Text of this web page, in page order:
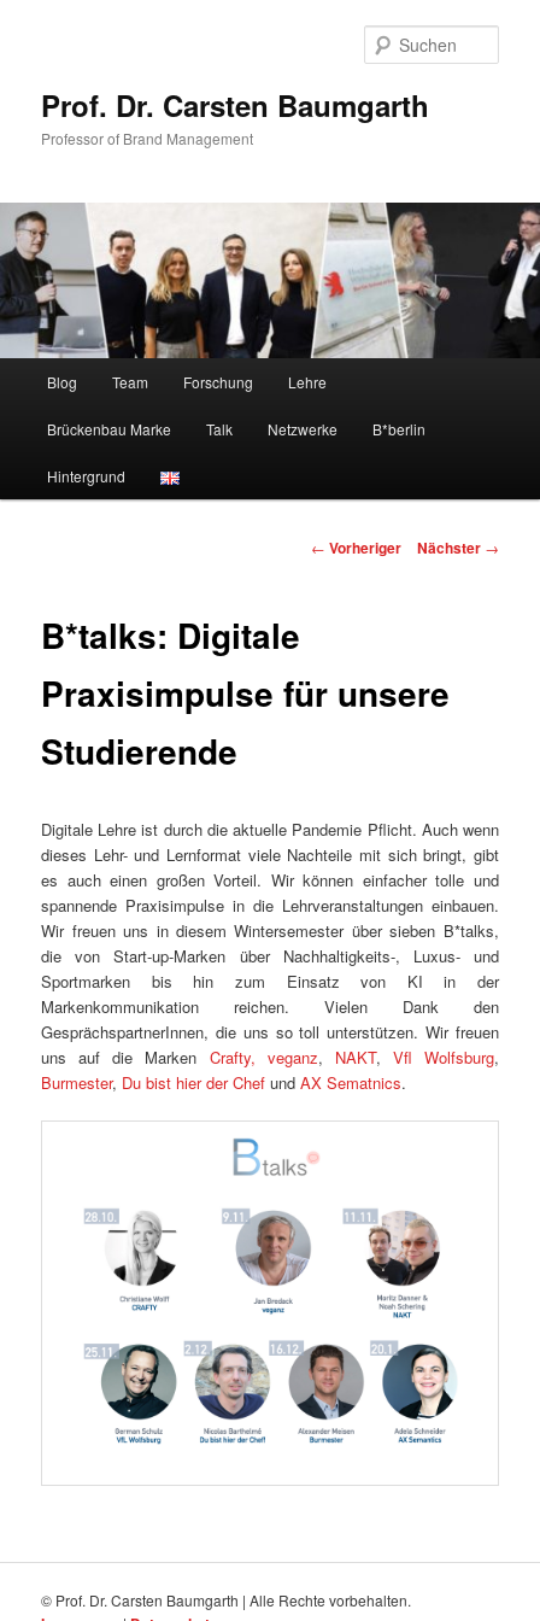
Prof. Dr. Carsten Baumgarth
Professor of Brand Management
Blog Team Forschung Lehre
Brückenbau Marke Talk Netzwerke B*berlin
Hintergrund
Beitragsnavigation
← Vorheriger Nächster →
B*talks: Digitale
Praxisimpulse für unsere
Studierende
Digitale Lehre ist durch die aktuelle Pandemie Pflicht. Auch wenn
dieses Lehr- und Lernformat viele Nachteile mit sich bringt, gibt
es auch einen großen Vorteil. Wir können einfacher tolle und
spannende Praxisimpulse in die Lehrveranstaltungen einbauen.
Wir freuen uns in diesem Wintersemester über sieben B*talks,
die von Start-up-Marken über Nachhaltigkeits-, Luxus- und
Sportmarken bis hin zum Einsatz von KI in der
Markenkommunikation reichen. Vielen Dank den
GesprächspartnerInnen, die uns so toll unterstützen. Wir freuen
uns auf die Marken Crafty, veganz, NAKT, Vfl Wolfsburg,
Burmester, Du bist hier der Chef undAX Sematnics.
© Prof. Dr. Carsten Baumgarth | Alle Rechte vorbehalten.